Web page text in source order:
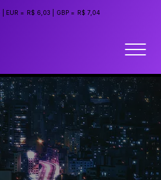
EUR = R$ 6,03 GBP = R$ 7,04